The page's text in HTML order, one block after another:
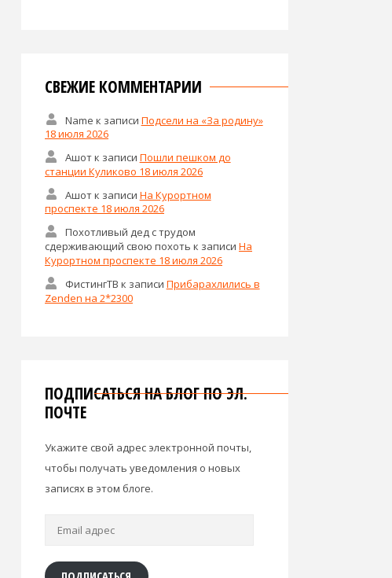
СВЕЖИЕ КОММЕНТАРИИ
Name к записи Подсели на «За родину»
18 июля 2026
Ашотк записи Пошли пешком до
станции Куликово 18 июля 2026
Ашотк записи На Курортном
проспекте 18 июля 2026
Похотливый дед с трудом
сдерживающий свою похоть к записи На
Курортном проспекте 18 июля 2026
ФистингТВ к записи Прибарахлились в
Zenden на 2*2300
ПОДПИСАТЬСЯ НА БЛОГ ПО ЭЛ.
ПОЧТЕ
Укажите свой адрес электронной почты,
чтобы получать уведомления о новых
записях в этом блоге.